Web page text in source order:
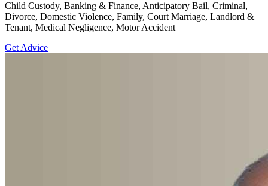
Child Custody, Banking & Finance, Anticipatory Bail, Criminal,
Divorce, Domestic Violence, Family, Court Marriage, Landlord &
Tenant, Medical Negligence, Motor Accident
Get Advice